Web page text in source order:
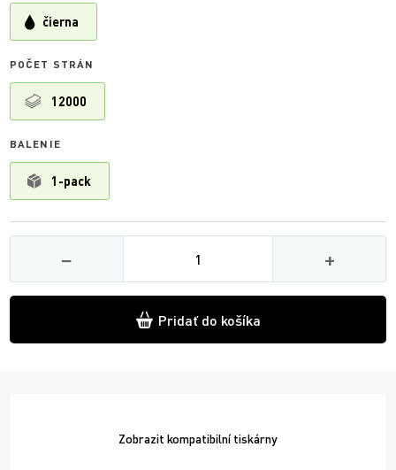
čierna
POČET STRÁN
12000
BALENIE
1-pack
−
Množství
+
Pridať do košíka
Zobrazit kompatibilní tiskárny